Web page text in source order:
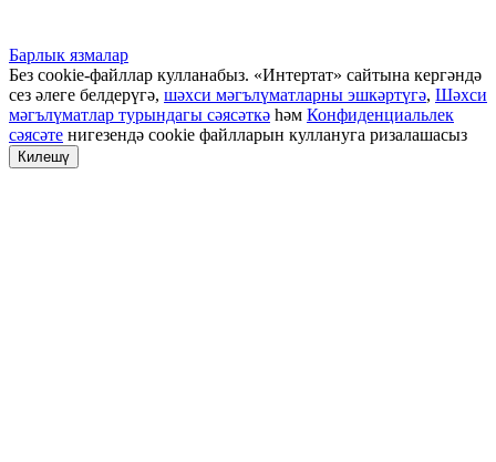
Барлык язмалар
Без cookie-файллар кулланабыз. «Интертат» сайтына кергәндә
сез әлеге белдерүгә, шәхси мәгълүматларны эшкәртүгә, Шәхси
мәгълүматлар турындагы сәясәткә һәм Конфиденциальлек
сәясәте нигезендә cookie файлларын куллануга ризалашасыз
Килешү